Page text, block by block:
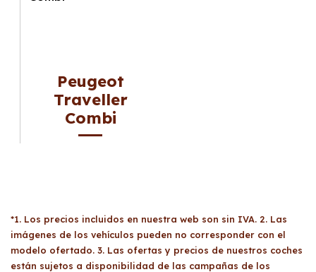
Peugeot
Traveller
Combi
*1. Los precios incluidos en nuestra web son sin IVA. 2. Las
imágenes de los vehículos pueden no corresponder con el
modelo ofertado. 3. Las ofertas y precios de nuestros coches
están sujetos a disponibilidad de las campañas de los